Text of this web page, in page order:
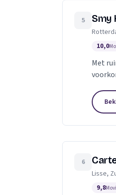
5 Smy
10,0
Met
6
Lisse,
9,8